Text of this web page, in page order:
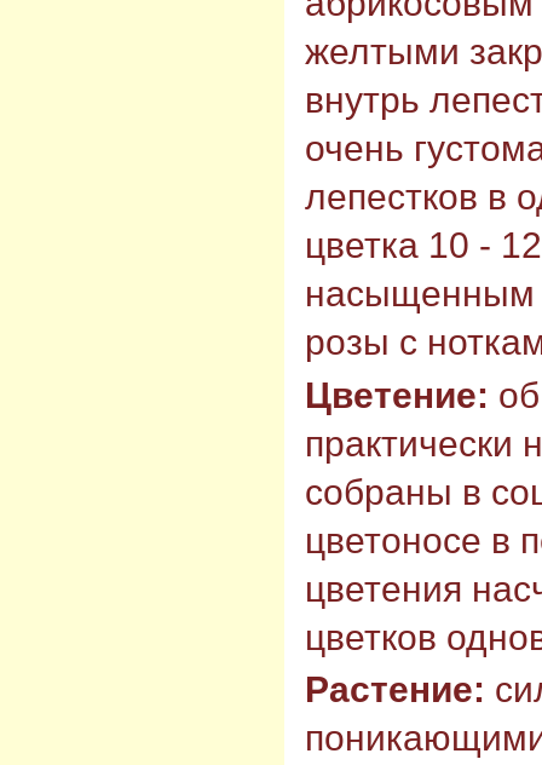
желтыми
внутрь
очень
лепестков в
цветка 10 -
насыщенным
розы с
Цветение:
практически
собраны в
цветоносе в
цветения
цветков
Растение: